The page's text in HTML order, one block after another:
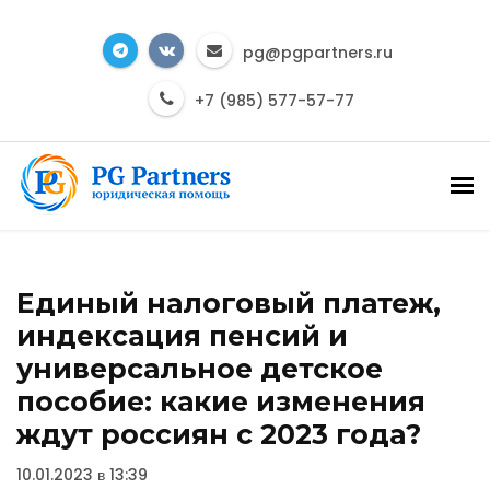
pg@pgpartners.ru
+7 (985) 577-57-77
Единый налоговый платеж,
индексация пенсий и
универсальное детское
пособие: какие изменения
ждут россиян с 2023 года?
10.01.2023 в 13:39